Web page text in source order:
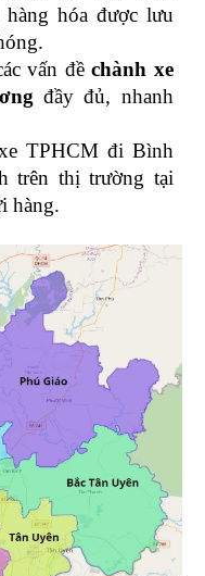
hóa được lưu
vấn đềchành xe
đầy đủ, nhanh
TPHCM đi Bình
trên thị trường tại
hàng.